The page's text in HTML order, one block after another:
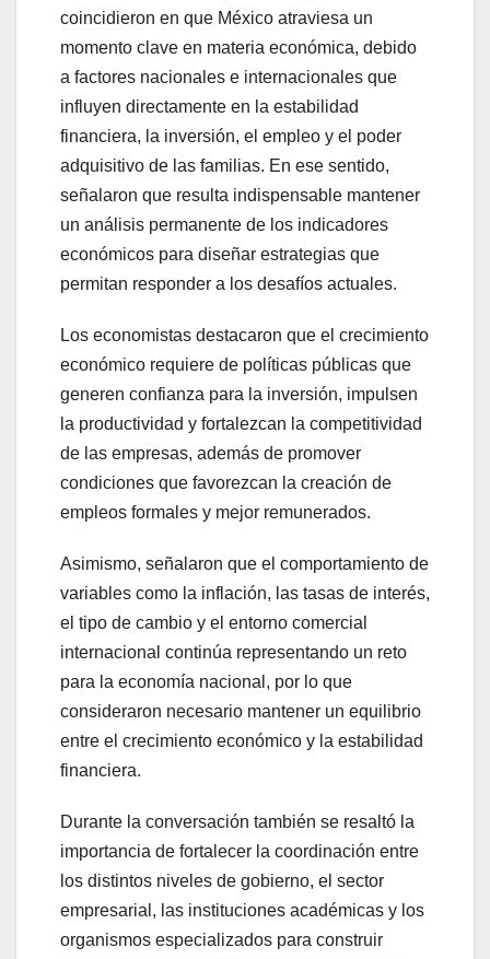
coincidieron en que México atraviesa un
momento clave en materia económica, debido
a factores nacionales e internacionales que
influyen directamente en la estabilidad
financiera, la inversión, el empleo y el poder
adquisitivo de las familias. En ese sentido,
señalaron que resulta indispensable mantener
un análisis permanente de los indicadores
económicos para diseñar estrategias que
permitan responder a los desafíos actuales.
Los economistas destacaron que el crecimiento
económico requiere de políticas públicas que
generen confianza para la inversión, impulsen
la productividad y fortalezcan la competitividad
de las empresas, además de promover
condiciones que favorezcan la creación de
empleos formales y mejor remunerados.
Asimismo, señalaron que el comportamiento de
variables como la inflación, las tasas de interés,
el tipo de cambio y el entorno comercial
internacional continúa representando un reto
para la economía nacional, por lo que
consideraron necesario mantener un equilibrio
entre el crecimiento económico y la estabilidad
financiera.
Durante la conversación también se resaltó la
importancia de fortalecer la coordinación entre
los distintos niveles de gobierno, el sector
empresarial, las instituciones académicas y los
organismos especializados para construir